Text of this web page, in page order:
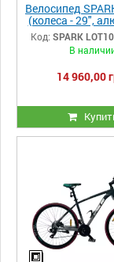
Велосипед
(колеса - 29",
рама -
Код: SPARK
В
14 960,00